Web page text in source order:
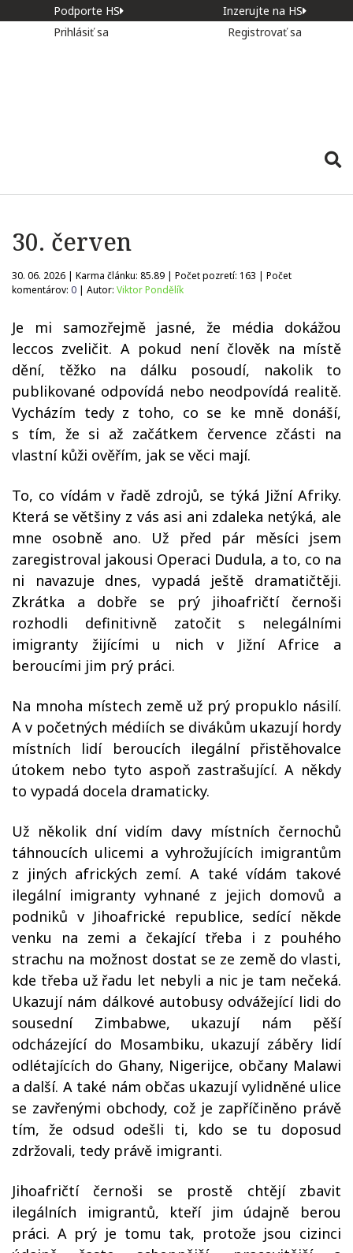
Podporte HS
Inzerujte na HS
Prihlásiť sa
Registrovať sa
30. červen
30. 06. 2026 | Karma článku: 85.89 | Počet pozretí: 163 | Počet
komentárov: 0 | Autor: Viktor Pondělík
Je mi samozřejmě jasné, že média dokážou
leccos zveličit. A pokud není člověk na místě
dění, těžko na dálku posoudí, nakolik to
publikované odpovídá nebo neodpovídá realitě.
Vycházím tedy z toho, co se ke mně donáší,
s tím, že si až začátkem července zčásti na
vlastní kůži ověřím, jak se věci mají.
To, co vídám v řadě zdrojů, se týká Jižní Afriky.
Která se většiny z vás asi ani zdaleka netýká, ale
mne osobně ano. Už před pár měsíci jsem
zaregistroval jakousi Operaci Dudula, a to, co na
ni navazuje dnes, vypadá ještě dramatičtěji.
Zkrátka a dobře se prý jihoafričtí černoši
rozhodli definitivně zatočit s nelegálními
imigranty žijícími u nich v Jižní Africe a
beroucími jim prý práci.
Na mnoha místech země už prý propuklo násilí.
A v početných médiích se divákům ukazují hordy
místních lidí beroucích ilegální přistěhovalce
útokem nebo tyto aspoň zastrašující. A někdy
to vypadá docela dramaticky.
Už několik dní vidím davy místních černochů
táhnoucích ulicemi a vyhrožujících imigrantům
z jiných afrických zemí. A také vídám takové
ilegální imigranty vyhnané z jejich domovů a
podniků v Jihoafrické republice, sedící někde
venku na zemi a čekající třeba i z pouhého
strachu na možnost dostat se ze země do vlasti,
kde třeba už řadu let nebyli a nic je tam nečeká.
Ukazují nám dálkové autobusy odvážející lidi do
sousední Zimbabwe, ukazují nám pěší
odcházející do Mosambiku, ukazují záběry lidí
odlétajících do Ghany, Nigerijce, občany Malawi
a další. A také nám občas ukazují vylidněné ulice
se zavřenými obchody, což je zapříčiněno právě
tím, že odsud odešli ti, kdo se tu doposud
zdržovali, tedy právě imigranti.
Jihoafričtí černoši se prostě chtějí zbavit
ilegálních imigrantů, kteří jim údajně berou
práci. A prý je tomu tak, protože jsou cizinci